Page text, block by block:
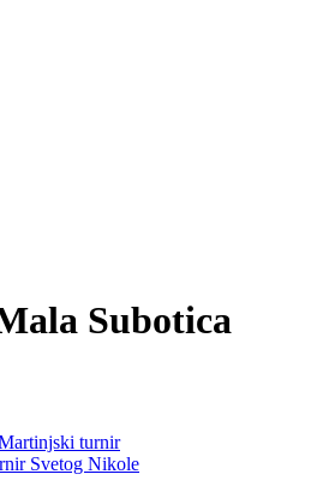
Subotica
turnir
Svetog Nikole